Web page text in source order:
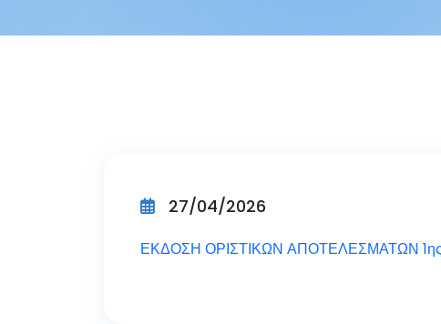
27/04/2026
ΕΚΔΟΣΗ ΟΡΙΣΤΙΚΩΝ ΑΠΟΤΕΛΕΣΜΑΤΩΝ